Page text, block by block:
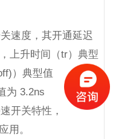
速度，其开通延迟
上升时间（tr）典型
）典型值
为 3.2ns
开关特性，
用。